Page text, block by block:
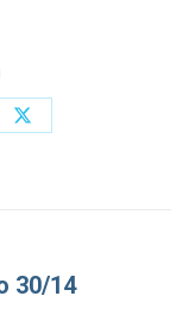
Share
30/14